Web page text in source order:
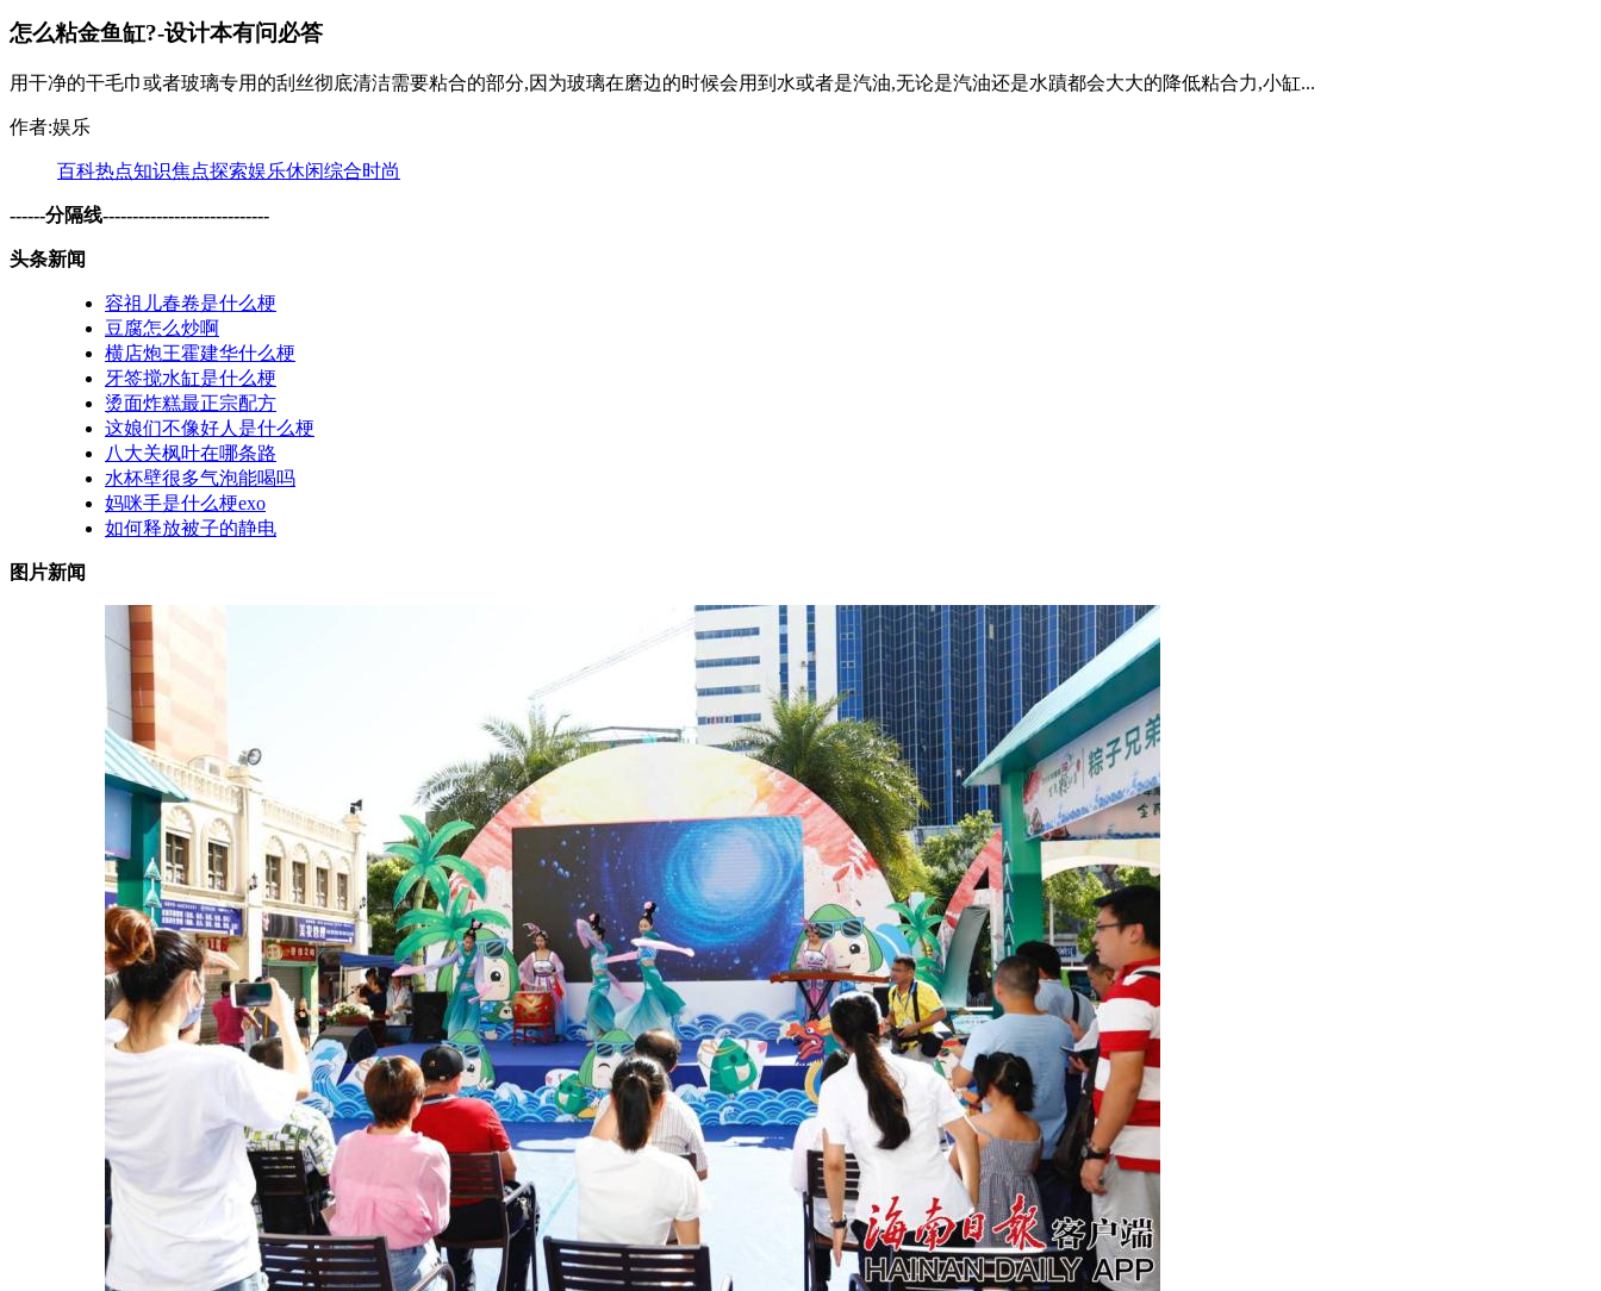
怎么粘金鱼缸?-设计本有问必答
用干净的干毛巾或者玻璃专用的刮丝彻底清洁需要粘合的部分,因为玻璃在磨边的时候会用到水或者是汽油,无论是汽油还是水蹟都会大大的降低粘合力,小缸...
作者:娱乐
百科热点知识焦点探索娱乐休闲综合时尚
------分隔线----------------------------
头条新闻
容祖儿春卷是什么梗
豆腐怎么炒啊
横店炮王霍建华什么梗
牙签搅水缸是什么梗
烫面炸糕最正宗配方
这娘们不像好人是什么梗
八大关枫叶在哪条路
水杯壁很多气泡能喝吗
妈咪手是什么梗exo
如何释放被子的静电
图片新闻